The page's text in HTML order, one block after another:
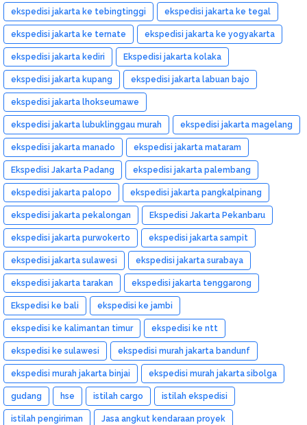
ekspedisi jakarta ke tebingtinggi ekspedisi jakarta ke tegal
ekspedisi jakarta ke ternate ekspedisi jakarta ke yogyakarta
ekspedisi jakarta kediri Ekspedisi jakarta kolaka
ekspedisi jakarta kupang ekspedisi jakarta labuan bajo
ekspedisi jakarta lhokseumawe
ekspedisi jakarta lubuklinggau murah ekspedisi jakarta magelang
ekspedisi jakarta manado ekspedisi jakarta mataram
Ekspedisi Jakarta Padang ekspedisi jakarta palembang
ekspedisi jakarta palopo ekspedisi jakarta pangkalpinang
ekspedisi jakarta pekalongan Ekspedisi Jakarta Pekanbaru
ekspedisi jakarta purwokerto ekspedisi jakarta sampit
ekspedisi jakarta sulawesi ekspedisi jakarta surabaya
ekspedisi jakarta tarakan ekspedisi jakarta tenggarong
Ekspedisi ke bali ekspedisi ke jambi
ekspedisi ke kalimantan timur ekspedisi ke ntt
ekspedisi ke sulawesi ekspedisi murah jakarta bandunf
ekspedisi murah jakarta binjai ekspedisi murah jakarta sibolga
gudang hse istilah cargo istilah ekspedisi
istilah pengiriman Jasa angkut kendaraan proyek